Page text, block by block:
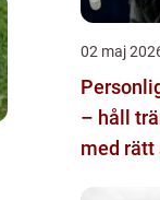
02 maj
– håll
med rätt